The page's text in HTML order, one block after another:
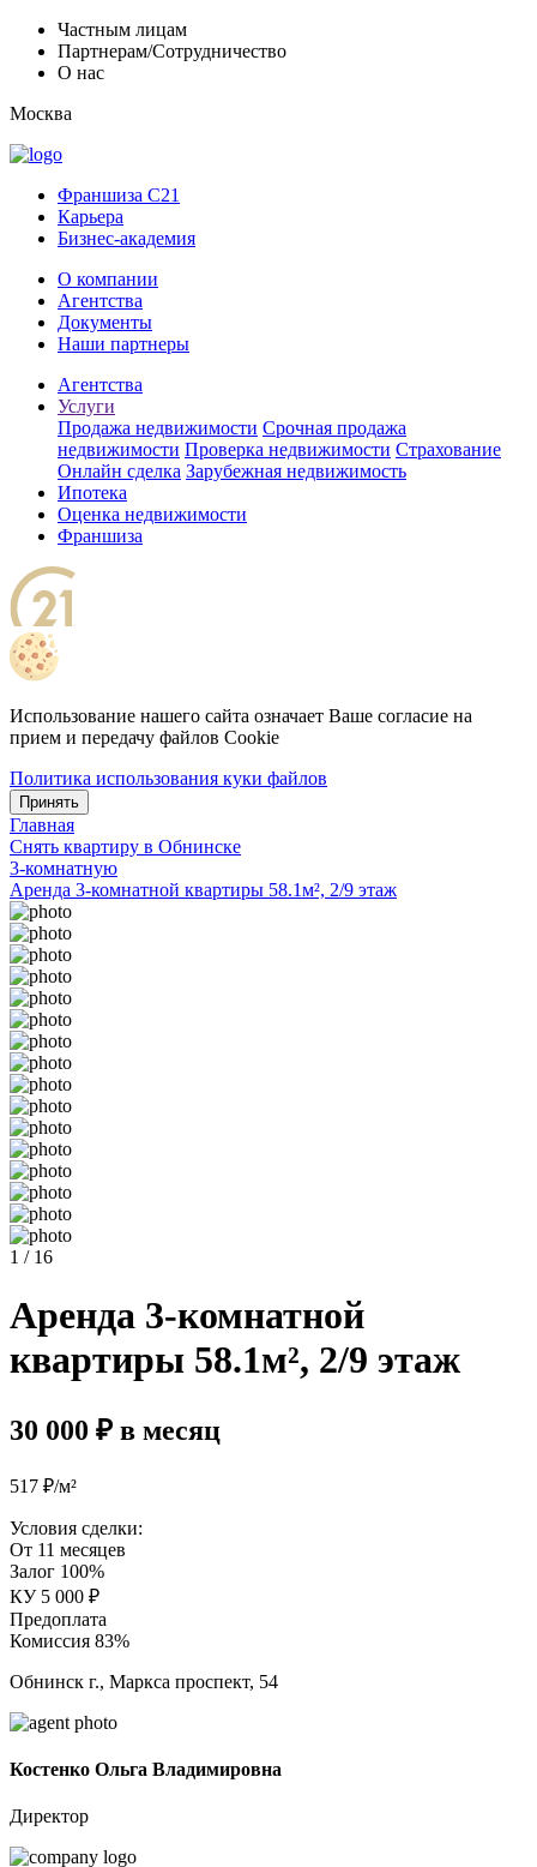
Частным лицам
Партнерам/Сотрудничество
О нас
Москва
Франшиза C21
Карьера
Бизнес-академия
О компании
Агентства
Документы
Наши партнеры
Агентства
Услуги
Продажа недвижимости Срочная продажа
недвижимости Проверка недвижимости Страхование
Онлайн сделка Зарубежная недвижимость
Ипотека
Оценка недвижимости
Франшиза
Использование нашего сайта означает Ваше согласие на
прием и передачу файлов Cookie
Политика использования куки файлов
Принять
Главная
Снять квартиру в Обнинске
3-комнатную
Аренда 3-комнатной квартиры 58.1м², 2/9 этаж
1 / 16
Аренда 3-комнатной
квартиры 58.1м², 2/9 этаж
30 000 ₽ в месяц
517 ₽/м²
Условия сделки:
От 11 месяцев
Залог 100%
КУ 5 000 ₽
Предоплата
Комиссия 83%
Обнинск г., Маркса проспект, 54
Костенко Ольга Владимировна
Директор